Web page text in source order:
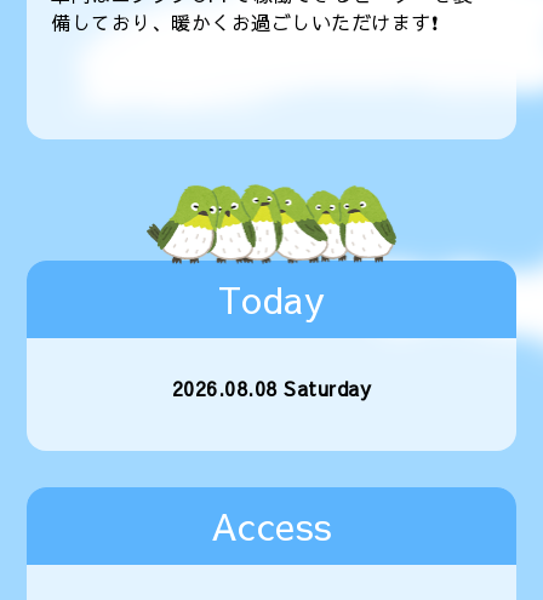
備しており、暖かくお過ごしいただけます❗️
Today
2026.08.08 Saturday
Access